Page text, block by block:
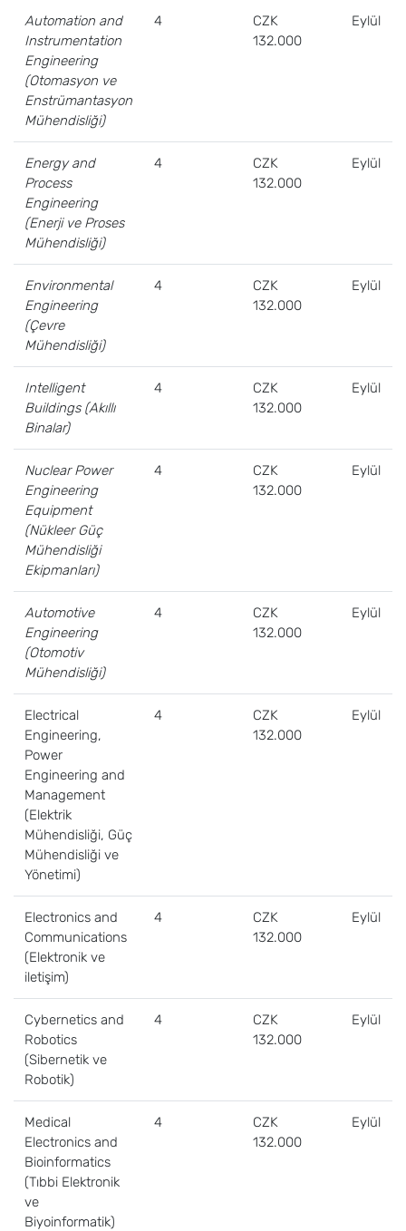
Automation and
Instrumentation
Engineering
(Otomasyon ve
Enstrümantasyon
Mühendisliği)
4
CZK
132.000
Eylül
Energy and
Process
Engineering
(Enerji ve Proses
Mühendisliği)
4
CZK
132.000
Eylül
Environmental
Engineering
(Çevre
Mühendisliği)
4
CZK
132.000
Eylül
Intelligent
Buildings (Akıllı
Binalar)
4
CZK
132.000
Eylül
Nuclear Power
Engineering
Equipment
(Nükleer Güç
Mühendisliği
Ekipmanları)
4
CZK
132.000
Eylül
Automotive
Engineering
(Otomotiv
Mühendisliği)
4
CZK
132.000
Eylül
Electrical
Engineering,
Power
Engineering and
Management
(Elektrik
Mühendisliği, Güç
Mühendisliği ve
Yönetimi)
4
CZK
132.000
Eylül
Electronics and
Communications
(Elektronik ve
iletişim)
4
CZK
132.000
Eylül
Cybernetics and
Robotics
(Sibernetik ve
Robotik)
4
CZK
132.000
Eylül
Medical
Electronics and
Bioinformatics
(Tıbbi Elektronik
ve
Biyoinformatik)
4
CZK
132.000
Eylül